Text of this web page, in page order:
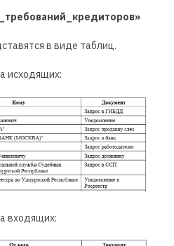
в виде таблиц.
исходящих:
входящих: